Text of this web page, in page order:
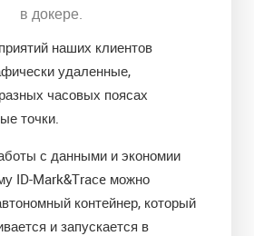
в докере.
наших клиентов
удаленные,
часовых поясах
точки.
с данными и экономии
ID-Mark&Trace можно
контейнер, который
и запускается в